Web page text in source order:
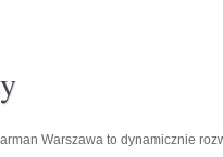
Warszawa to dynamicznie